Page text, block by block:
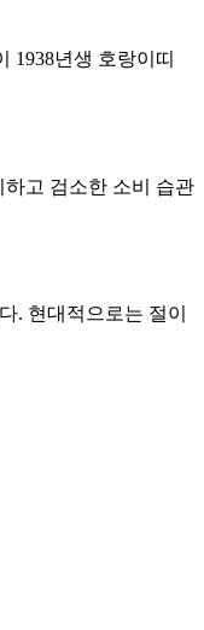
1938년생 호랑이띠
고 검소한 소비 습관
. 현대적으로는 절이